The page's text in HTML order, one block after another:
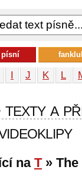
I J K L
a
naT» The
písní